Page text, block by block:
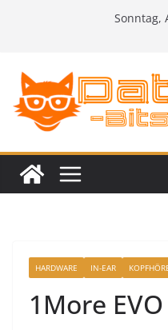
Sonntag,
HARDWARE IN-EAR
1More EVO